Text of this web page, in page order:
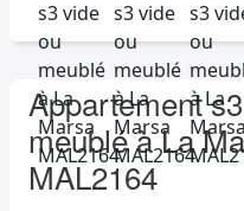
Appartement
meublé à La
MAL2164